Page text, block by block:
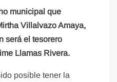
municipal que
Villalvazo Amaya,
será el tesorero
Llamas Rivera.
posible tener la